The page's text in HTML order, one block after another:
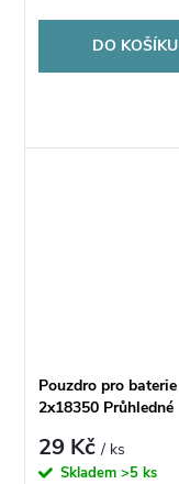
DO KOŠÍKU
Pouzdro pro baterie
2x18350 Průhledné
29 Kč/ ks
Skladem>5 ks